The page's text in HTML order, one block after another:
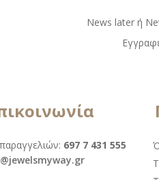
Νews later ή
697 7 431 555